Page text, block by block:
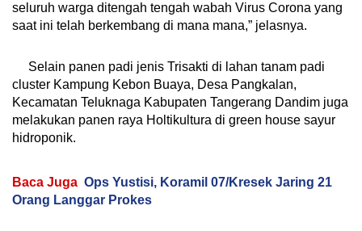
seluruh warga ditengah tengah wabah Virus Corona yang
saat ini telah berkembang di mana mana,” jelasnya.
Selain panen padi jenis Trisakti di lahan tanam padi
cluster Kampung Kebon Buaya, Desa Pangkalan,
Kecamatan Teluknaga Kabupaten Tangerang Dandim juga
melakukan panen raya Holtikultura di green house sayur
hidroponik.
Baca Juga Ops Yustisi, Koramil 07/Kresek Jaring 21
Orang Langgar Prokes